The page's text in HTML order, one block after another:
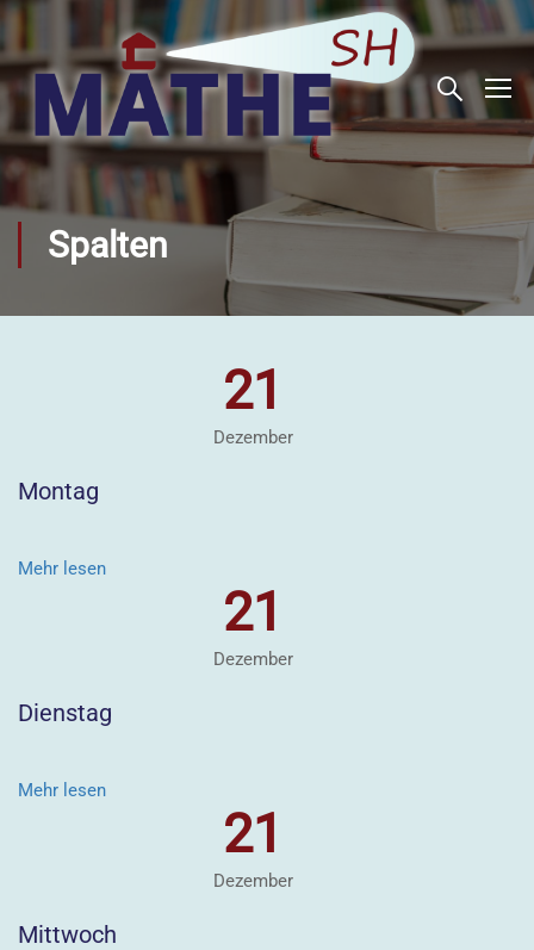
Spalten
21
Dezember
Montag
Mehr lesen
21
Dezember
Dienstag
Mehr lesen
21
Dezember
Mittwoch